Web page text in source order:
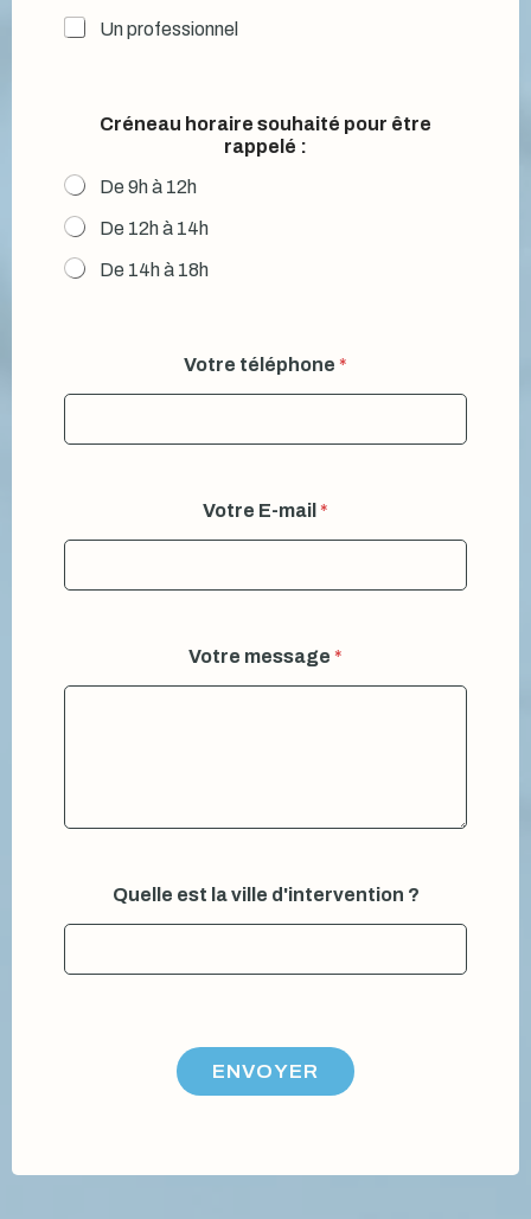
Un professionnel
Créneau horaire souhaité pour être
rappelé :
De 9h à 12h
De 12h à 14h
De 14h à 18h
Votre téléphone *
Votre E-mail *
Votre message *
Quelle est la ville d'intervention ?
ENVOYER